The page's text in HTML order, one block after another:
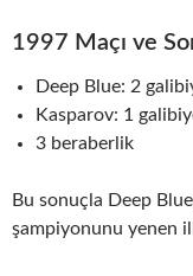
1997 Maçı ve
Deep Blue: 2
Kasparov: 1
3 beraberlik
Bu sonuçla Deep
şampiyonunu yenen